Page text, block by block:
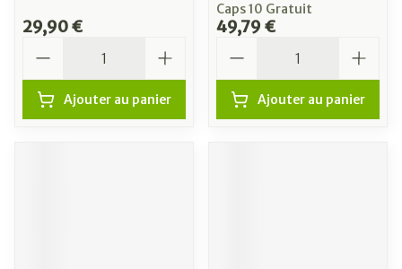
29,90 €
Ajouter au panier
Caps 10 Gratuit
49,79 €
Ajouter au panier